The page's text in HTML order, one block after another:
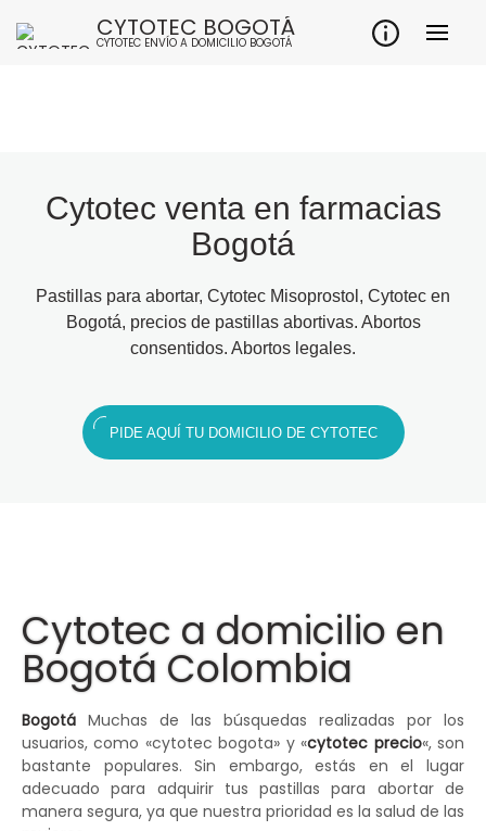
CYTOTEC BOGOTÁ
CYTOTEC ENVÍO A DOMICILIO BOGOTÁ
Cytotec venta en farmacias
Bogotá
Pastillas para abortar, Cytotec Misoprostol, Cytotec en
Bogotá, precios de pastillas abortivas. Abortos
consentidos. Abortos legales.
PIDE AQUÍ TU DOMICILIO DE CYTOTEC
Cytotec a domicilio en
Bogotá Colombia
Bogotá Muchas de las búsquedas realizadas por los
usuarios, como «cytotec bogota» y «cytotec precio«, son
bastante populares. Sin embargo, estás en el lugar
adecuado para adquirir tus pastillas para abortar de
manera segura, ya que nuestra prioridad es la salud de las